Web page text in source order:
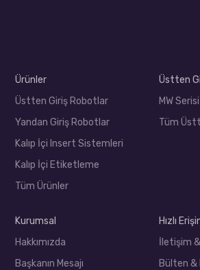
Ürünler
Üstten Giriş Robotlar
Yandan Giriş Robotlar
Kalıp İçi Insert Sistemleri
Kalıp İçi Etiketleme
Tüm Ürünler
Üstten
MW Serisi
Tüm
Kurumsal
Hakkımızda
Başkanın Mesajı
Hızlı
İletişim
Bülten &